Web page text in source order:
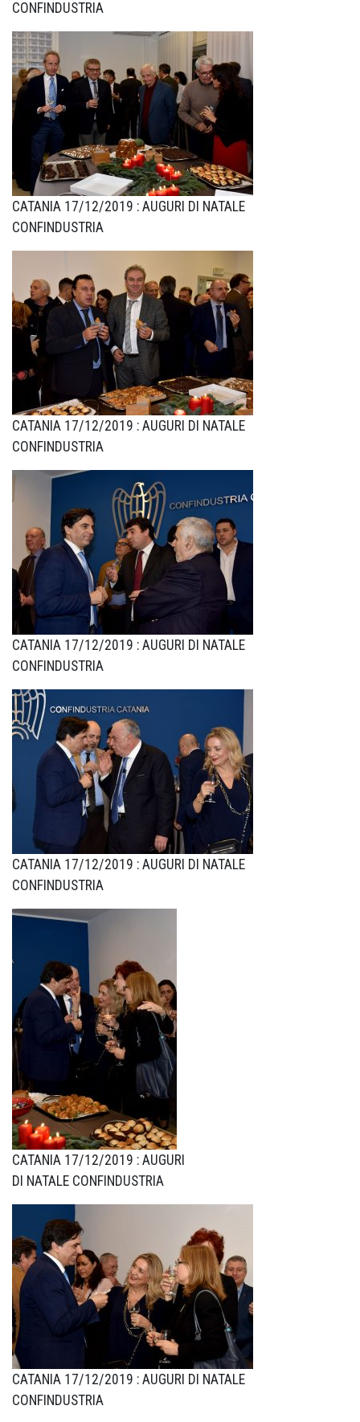
CONFINDUSTRIA
CATANIA 17/12/2019 : AUGURI DI NATALE
CONFINDUSTRIA
CATANIA 17/12/2019 : AUGURI DI NATALE
CONFINDUSTRIA
CATANIA 17/12/2019 : AUGURI DI NATALE
CONFINDUSTRIA
CATANIA 17/12/2019 : AUGURI DI NATALE
CONFINDUSTRIA
CATANIA 17/12/2019 : AUGURI
DI NATALE CONFINDUSTRIA
CATANIA 17/12/2019 : AUGURI DI NATALE
CONFINDUSTRIA